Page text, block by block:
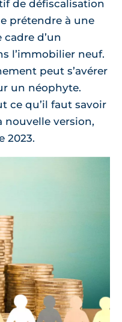
de défiscalisation
prétendre à une
d’un
l’immobilier neuf.
peut s’avérer
un néophyte.
ce qu’il faut savoir
nouvelle version,
2023.